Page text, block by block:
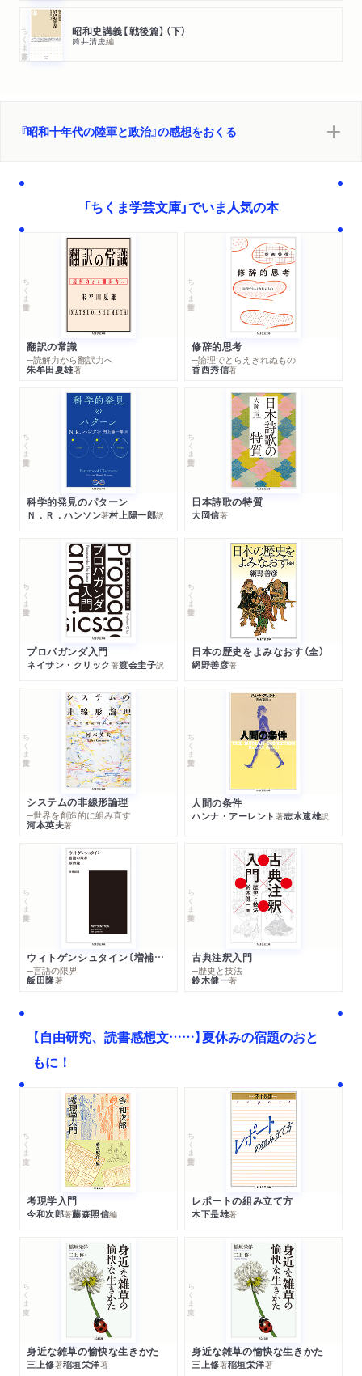
結論
ちくま新書 昭和史講義【戦後篇】（下）
筒井清忠編
『昭和十年代の陸軍と政治』の感想をおくる
「ちくま学芸文庫」でいま人気の本
ちくま学芸文庫
翻訳の常識
─読解力から翻訳力へ
朱牟田夏雄著
ちくま学芸文庫
修辞的思考
─論理でとらえきれぬもの
香西秀信著
ちくま学芸文庫
科学的発見のパターン
Ｎ．Ｒ．ハンソン著村上陽一郎訳
ちくま学芸文庫
日本詩歌の特質
大岡信著
ちくま学芸文庫
プロパガンダ入門
ネイサン・クリック著渡会圭子訳
ちくま学芸文庫
日本の歴史をよみなおす（全）
網野善彦著
ちくま学芸文庫
システムの非線形論理
─世界を創造的に組み直す
河本英夫著
ちくま学芸文庫
人間の条件
ハンナ・アーレント 著志水速雄訳
ちくま学芸文庫
ウィトゲンシュタイン〔増補新版〕
─言語の限界
飯田隆著
ちくま学芸文庫
古典注釈入門
─歴史と技法
鈴木健一著
【自由研究、読書感想文……】夏休みの宿題のおと
もに！
ちくま文庫
考現学入門
今和次郎著藤森照信編
ちくま学芸文庫
レポートの組み立て方
木下是雄著
ちくま文庫
身近な雑草の愉快な生きかた
三上修著稲垣栄洋著
ちくま文庫
身近な雑草の愉快な生きかた
三上修著稲垣栄洋著